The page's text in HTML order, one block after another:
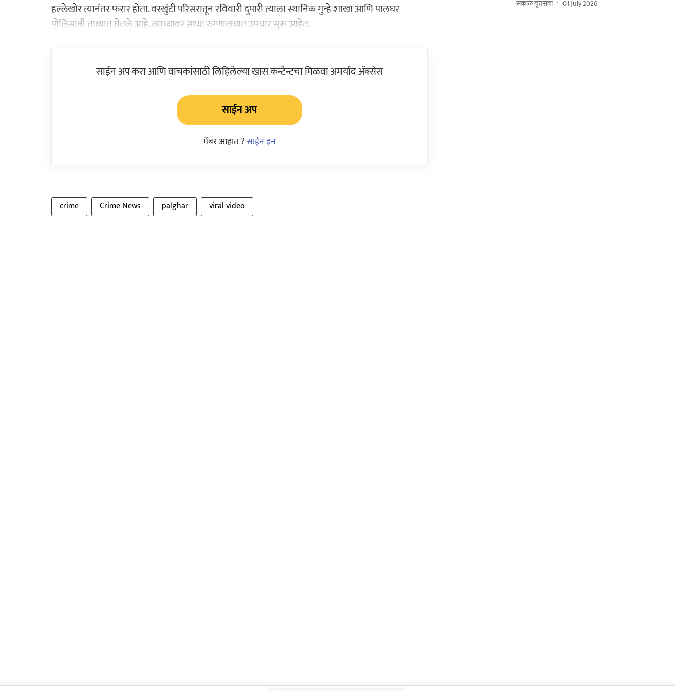
हल्लेखोर त्यानंतर फरार होता. वरखुंटी परिसरातून रविवारी दुपारी त्याला स्थानिक गुन्हे शाखा आणि पालघर
पोलिसांनी ताब्यात घेतले आहे. त्याच्यावर सध्या रुग्णालयात उपचार सुरू आहेत.
साईन अप करा आणि वाचकांसाठी लिहिलेल्या खास कन्टेन्टचा मिळवा अमर्याद ॲक्सेस
साईन अप
मेंबर आहात ?साईन इन
crime Crime News palghar viral video
सकाळ वृत्तसेवा 01 July 2026